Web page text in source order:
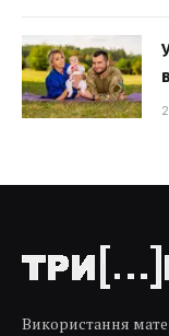
Використання